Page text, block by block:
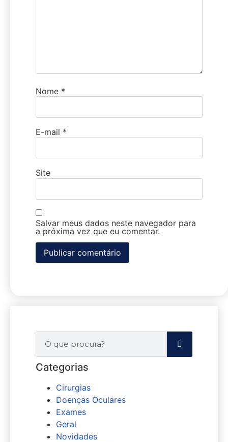
Nome *
E-mail *
Site
Salvar meus dados neste navegador para
a próxima vez que eu comentar.
Categorias
Cirurgias
Doenças Oculares
Exames
Geral
Novidades